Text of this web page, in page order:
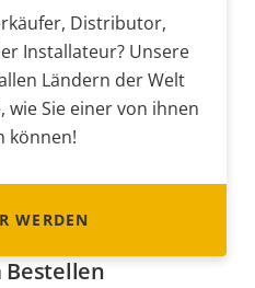
Distributor,
Installateur? Unsere
Ländern der Welt
wie Sie einer von ihnen
können!
WERDEN